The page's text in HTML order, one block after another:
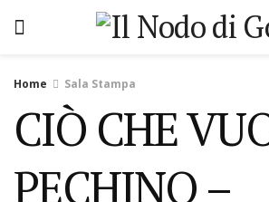
Home Sala Stampa
CIÒ CHE
PECHINO –